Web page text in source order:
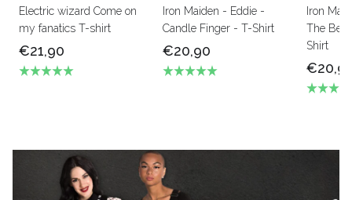
Electric wizard Come on
my fanatics T-shirt
€21,90
Iron Maiden - Eddie -
Candle Finger - T-Shirt
€20,90
Iron
The
Shirt